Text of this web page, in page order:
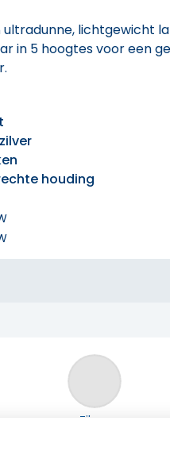
ultradunne, lichtgewicht
in 5 hoogtes voor een
houding
Zilver